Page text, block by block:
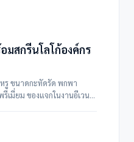
สกรีนโลโก้องค์กร
รู ขนาดกะทัดรัด พกพา
เมี่ยม ของแจกในงานอีเวนต์